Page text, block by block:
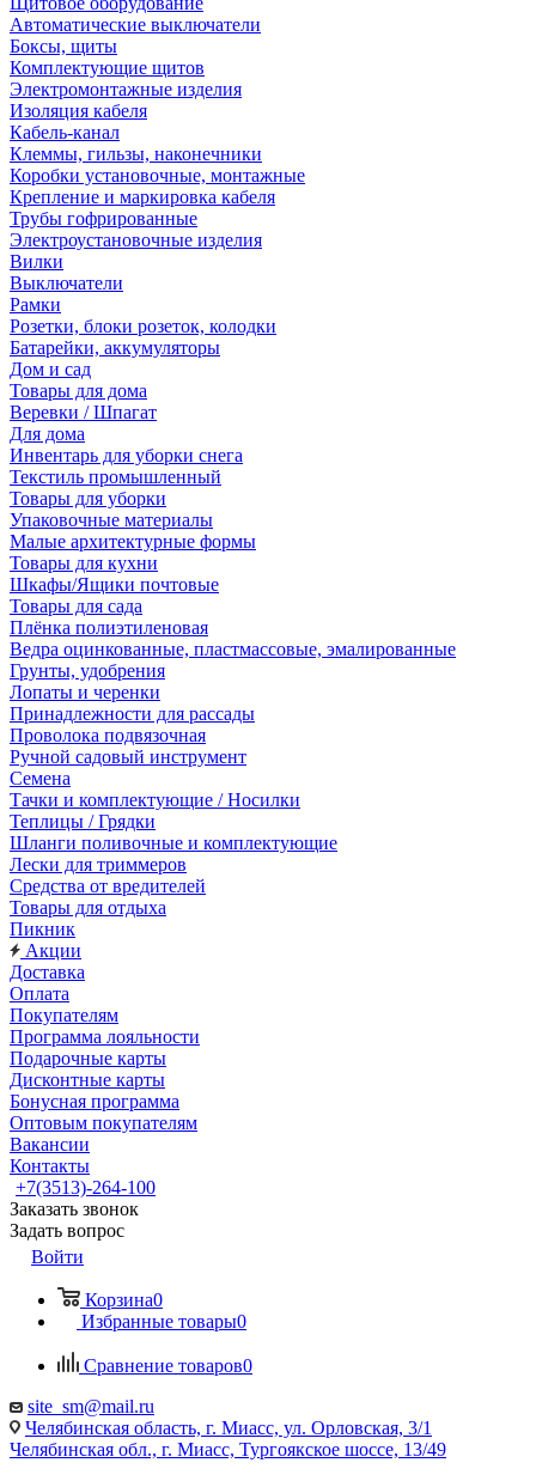
Автоматические выключатели
Боксы, щиты
Комплектующие щитов
Электромонтажные изделия
Изоляция кабеля
Кабель-канал
Клеммы, гильзы, наконечники
Коробки установочные, монтажные
Крепление и маркировка кабеля
Трубы гофрированные
Электроустановочные изделия
Вилки
Выключатели
Рамки
Розетки, блоки розеток, колодки
Батарейки, аккумуляторы
Дом и сад
Товары для дома
Веревки / Шпагат
Для дома
Инвентарь для уборки снега
Текстиль промышленный
Товары для уборки
Упаковочные материалы
Малые архитектурные формы
Товары для кухни
Шкафы/Ящики почтовые
Товары для сада
Плёнка полиэтиленовая
Ведра оцинкованные, пластмассовые, эмалированные
Грунты, удобрения
Лопаты и черенки
Принадлежности для рассады
Проволока подвязочная
Ручной садовый инструмент
Семена
Тачки и комплектующие / Носилки
Теплицы / Грядки
Шланги поливочные и комплектующие
Лески для триммеров
Средства от вредителей
Товары для отдыха
Пикник
Акции
Доставка
Оплата
Покупателям
Программа лояльности
Подарочные карты
Дисконтные карты
Бонусная программа
Оптовым покупателям
Вакансии
Контакты
+7(3513)-264-100
Заказать звонок
Задать вопрос
Войти
Корзина0
Избранные товары0
Сравнение товаров0
site_sm@mail.ru
Челябинская область, г. Миасс, ул. Орловская, 3/1
Челябинская обл., г. Миасс, Тургоякское шоссе, 13/49